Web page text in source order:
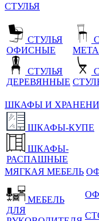
СТУЛЬЯ
СТУЛЬЯ
ОФИСНЫЕ
СТУЛЬЯ
ДЕРЕВЯННЫЕ
ШКАФЫ И
ШКАФЫ-КУПЕ
ШКАФЫ-
РАСПАШНЫЕ
МЯГКАЯ МЕБЕЛЬ
МЕБЕЛЬ
ДЛЯ